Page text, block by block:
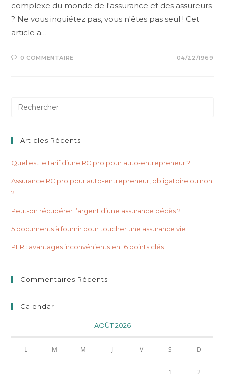
complexe du monde de l'assurance et des assureurs
? Ne vous inquiétez pas, vous n'êtes pas seul ! Cet
article a…
0 COMMENTAIRE 04/22/1969
Articles Récents
Quel est le tarif d’une RC pro pour auto-entrepreneur ?
Assurance RC pro pour auto-entrepreneur, obligatoire ou non
?
Peut-on récupérer l’argent d’une assurance décès ?
5 documents à fournir pour toucher une assurance vie
PER : avantages inconvénients en 16 points clés
Commentaires Récents
Calendar
AOÛT 2026
L M M J V S D
1 2